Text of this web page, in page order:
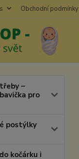
Obchodní podmínky
–
pro
postýlky
kočárku i